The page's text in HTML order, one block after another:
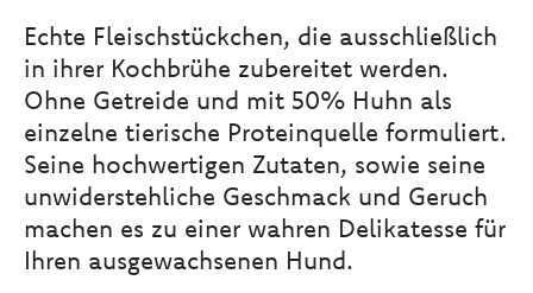
Echte Fleischstückchen, die ausschließlich
in ihrer Kochbrühe zubereitet werden.
Ohne Getreide und mit 50% Huhn als
einzelne tierische Proteinquelle formuliert.
Seine hochwertigen Zutaten, sowie seine
unwiderstehliche Geschmack und Geruch
machen es zu einer wahren Delikatesse für
Ihren ausgewachsenen Hund.